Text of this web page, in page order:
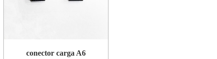
conector carga A6